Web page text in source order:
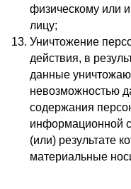
физическому или
лицу;
Уничтожение
действия, в
данные
невозможностью
содержания
информационной
(или) результате
материальные